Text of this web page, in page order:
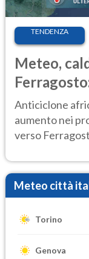
TENDENZA
Meteo,
ancora
Anticiclone
aumento nei
verso
Meteo città
Torino
Genova